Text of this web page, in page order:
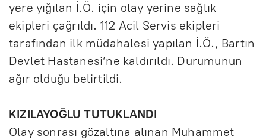
yere yığılan İ.Ö. için olay yerine sağlık
ekipleri çağrıldı. 112 Acil Servis ekipleri
tarafından ilk müdahalesi yapılan İ.Ö., Bartın
Devlet Hastanesi’ne kaldırıldı. Durumunun
ağır olduğu belirtildi.
KIZILAYOĞLU TUTUKLANDI
Olay sonrası gözaltına alınan Muhammet